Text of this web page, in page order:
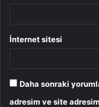
İnternet sitesi
Daha sonraki
adresim ve site